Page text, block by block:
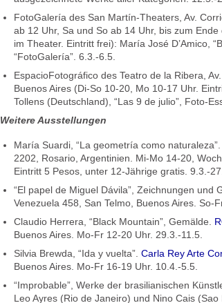
FotoGalería des San Martín-Theaters, Av.
ab 12 Uhr, Sa und So ab 14 Uhr, bis zum
im Theater. Eintritt frei): María José D’Amico,
“FotoGalería”. 6.3.-6.5.
EspacioFotográfico des Teatro de la Ribera,
Buenos Aires (Di-So 10-20, Mo 10-17 Uhr.
Tollens (Deutschland), “Las 9 de julio”, Foto-
Weitere Ausstellungen
María Suardi, “La geometría como naturaleza”.
2202, Rosario, Argentinien. Mi-Mo 14-20,
Eintritt 5 Pesos, unter 12-Jährige gratis. 9.3.-
“El papel de Miguel Dávila”, Zeichnungen und
Venezuela 458, San Telmo, Buenos Aires. So-
Claudio Herrera, “Black Mountain”, Gemälde.
Buenos Aires. Mo-Fr 12-20 Uhr. 29.3.-11.5.
Silvia Brewda, “Ida y vuelta”. Carla Rey Arte
Buenos Aires. Mo-Fr 16-19 Uhr. 10.4.-5.5.
“Improbable”, Werke der brasilianischen
Leo Ayres (Rio de Janeiro) und Nino Cais